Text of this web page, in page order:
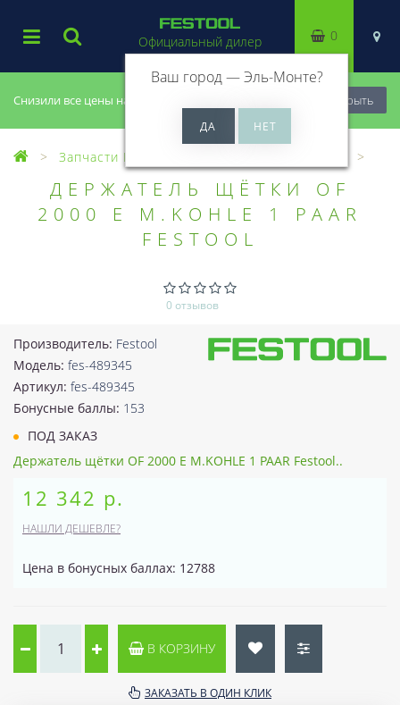
Снизили все цены на 20%, успей купить! Закрыть
Официальный дилер
Ваш город —Эль-Монте?
0
Запчасти Festool
ДЕРЖАТЕЛЬ ЩЁТКИ OF
2000 E M.KOHLE 1 PAAR
FESTOOL
0 отзывов
Производитель: Festool
Модель: fes-489345
Артикул: fes-489345
Бонусные баллы: 153
ПОД ЗАКАЗ
Держатель щётки OF 2000 E M.KOHLE 1 PAAR Festool..
12 342 р.
НАШЛИ ДЕШЕВЛЕ?
Цена в бонусных баллах: 12788
В КОРЗИНУ
ЗАКАЗАТЬ В ОДИН КЛИК